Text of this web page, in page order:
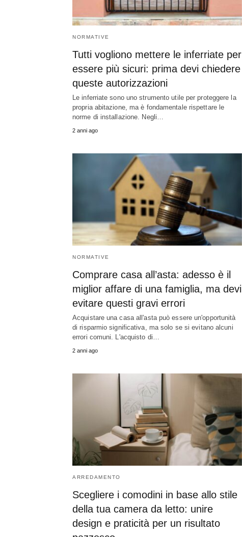
NORMATIVE
Tutti vogliono mettere le inferriate per
essere più sicuri: prima devi chiedere
queste autorizzazioni
Le inferriate sono uno strumento utile per proteggere la
propria abitazione, ma è fondamentale rispettare le
norme di installazione. Negli…
2 anni ago
NORMATIVE
Comprare casa all’asta: adesso è il
miglior affare di una famiglia, ma devi
evitare questi gravi errori
Acquistare una casa all'asta può essere un'opportunità
di risparmio significativa, ma solo se si evitano alcuni
errori comuni. L'acquisto di…
2 anni ago
ARREDAMENTO
Scegliere i comodini in base allo stile
della tua camera da letto: unire
design e praticità per un risultato